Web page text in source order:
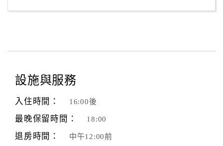
設施與服務
入住時間： 16:00後
最晚保留時間： 18:00
退房時間： 中午12:00前